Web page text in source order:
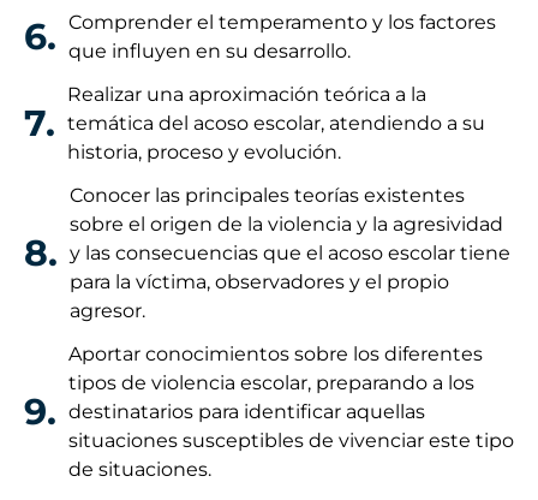
6. Comprender el temperamento y los factores
que influyen en su desarrollo.
7.
Realizar una aproximación teórica a la
temática del acoso escolar, atendiendo a su
historia, proceso y evolución.
8.
Conocer las principales teorías existentes
sobre el origen de la violencia y la agresividad
y las consecuencias que el acoso escolar tiene
para la víctima, observadores y el propio
agresor.
9.
Aportar conocimientos sobre los diferentes
tipos de violencia escolar, preparando a los
destinatarios para identificar aquellas
situaciones susceptibles de vivenciar este tipo
de situaciones.